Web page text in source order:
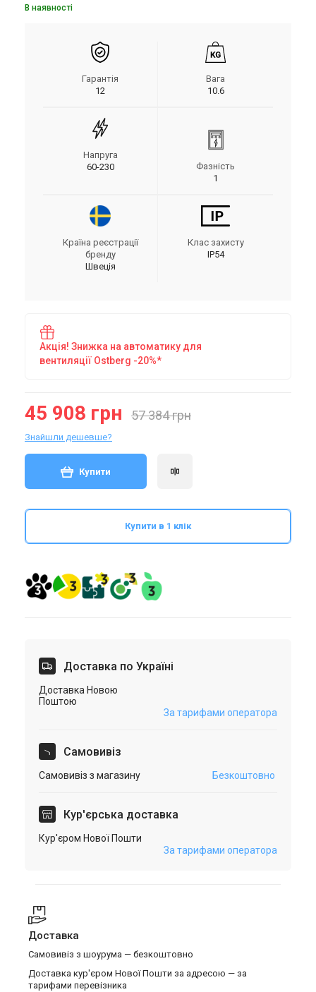
В наявності
Гарантія
12
Вага
10.6
Напруга
60-230
Фазність
1
Країна реєстрації
бренду
Швеція
Клас захисту
IP54
Акція! Знижка на автоматику для
вентиляції Ostberg -20%*
45 908 грн 57 384 грн
Знайшли дешевше?
Купити
Купити в 1 клік
Доставка по Україні
Доставка Новою
Поштою
За тарифами оператора
Самовивіз
Самовивіз з магазину Безкоштовно
Кур'єрська доставка
Кур'єром Нової Пошти
За тарифами оператора
Доставка
Самовивіз з шоурума — безкоштовно
Доставка кур'єром Нової Пошти за адресою — за
тарифами перевізника